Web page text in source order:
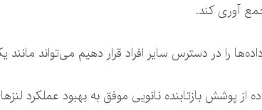
آوری کند.
داده‌ها را در دسترس سایر افراد قرار دهیم می‌تواند
از پوشش بازتابنده نانویی موفق به بهبود عملکرد